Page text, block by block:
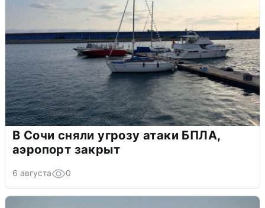
В Сочи сняли угрозу атаки БПЛА,
аэропорт закрыт
6 августа 0